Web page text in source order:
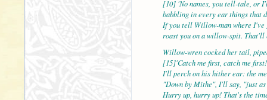
[10] 'No names, you tell-tale, or
babbling in every ear things that
If you tell Willow-man where I've
roast you on a willow-spit.
Willow-wren cocked her tail,
[15]'Catch me first, catch me
I'll perch on his hither ear: the
"Down by Mithe", I'll say, "just
Hurry up, hurry up! That's the